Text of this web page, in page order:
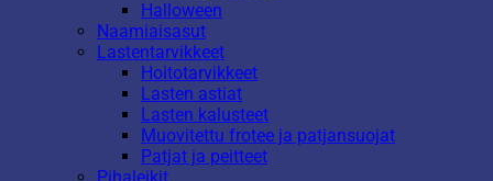
Halloween
Naamiaisasut
Lastentarvikkeet
Hoitotarvikkeet
Lasten astiat
Lasten kalusteet
Muovitettu frotee ja patjansuojat
Patjat ja peitteet